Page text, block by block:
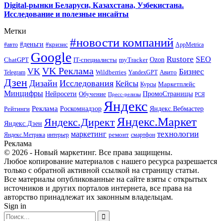
Digital-рынки Беларуси, Казахстана, Узбекистана.
Исследование и полезные инсайты
Метки
#авто #деньги #кризис #новости компаний AppMetrica
ChatGPT Google IT-специалисты myTracker Ozon Rustore SEO
Telegram VK VK Реклама Wildberries YandexGPT Авито Бизнес
Дзен Дизайн Исследования Кейсы Курсы Маркетплейс
Минцифры Нейросети Обучение Пресс-релизы ПромоСтраницы РСЯ
Рейтинги Реклама Роскомнадзор Яндекс Яндекс.Вебмастер
Яндекс.Дзен Яндекс.ДиректЯндекс.Маркет
Яндекс.Метрика интерьер маркетинг ремонт смартфон технологии
Реклама
© 2026 - Новый маркетинг. Все права защищены.
Любое копирование материалов с нашего ресурса разрешается
только с обратной активной ссылкой на страницу статьи.
Все материалы опубликованные на сайте взяты с открытых
источников и других порталов интернета, все права на
авторство принадлежат их законным владельцам.
Sign in